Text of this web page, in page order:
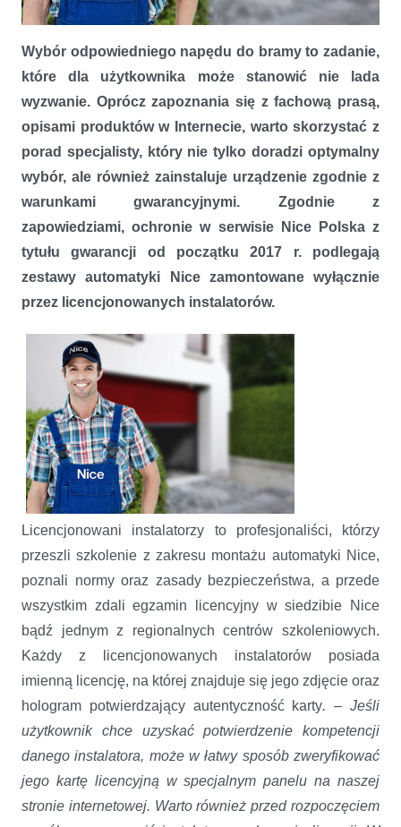
Wybór odpowiedniego napędu do bramy to zadanie,
które dla użytkownika może stanowić nie lada
wyzwanie. Oprócz zapoznania się z fachową prasą,
opisami produktów w Internecie, warto skorzystać z
porad specjalisty, który nie tylko doradzi optymalny
wybór, ale również zainstaluje urządzenie zgodnie z
warunkami gwarancyjnymi. Zgodnie z
zapowiedziami, ochronie w serwisie Nice Polska z
tytułu gwarancji od początku 2017 r. podlegają
zestawy automatyki Nice zamontowane wyłącznie
przez licencjonowanych instalatorów.
Licencjonowani instalatorzy to profesjonaliści, którzy
przeszli szkolenie z zakresu montażu automatyki Nice,
poznali normy oraz zasady bezpieczeństwa, a przede
wszystkim zdali egzamin licencyjny w siedzibie Nice
bądź jednym z regionalnych centrów szkoleniowych.
Każdy z licencjonowanych instalatorów posiada
imienną licencję, na której znajduje się jego zdjęcie oraz
hologram potwierdzający autentyczność karty. – Jeśli
użytkownik chce uzyskać potwierdzenie kompetencji
danego instalatora, może w łatwy sposób zweryfikować
jego kartę licencyjną w specjalnym panelu na naszej
stronie internetowej. Warto również przed rozpoczęciem